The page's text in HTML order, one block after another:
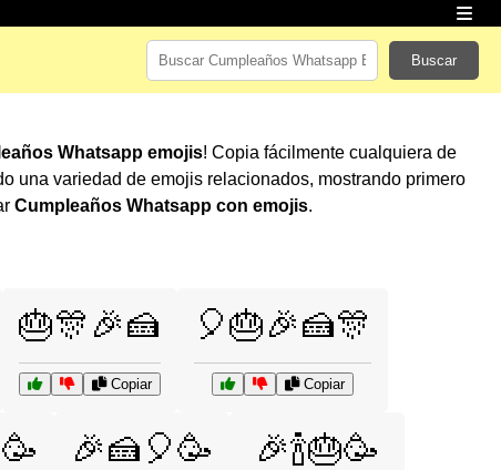
Buscar
Whatsapp emojis! Copia fácilmente cualquiera de
una variedad de emojis relacionados, mostrando primero
Cumpleaños Whatsapp con emojis.
🎂🎊🎉🍰
Copiar
🎈🎂🎉🍰🎊
Copiar
🎉🍰🎈🥳 🎉🍾🎂🥳